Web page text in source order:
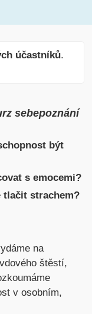
účastníků.
sebepoznání
být
s emocemi?
tlačit strachem?
na
štěstí,
v osobním,